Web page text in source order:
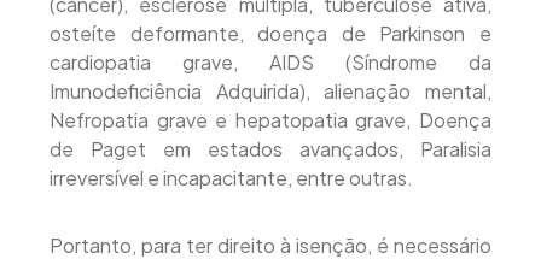
osteíte deformante, doença de Parkinson e
cardiopatia grave, AIDS (Síndrome da
Imunodeficiência Adquirida), alienação mental,
Nefropatia grave e hepatopatia grave, Doença
de Paget em estados avançados, Paralisia
irreversível e incapacitante, entre outras.
Portanto, para ter direito à isenção, é necessário